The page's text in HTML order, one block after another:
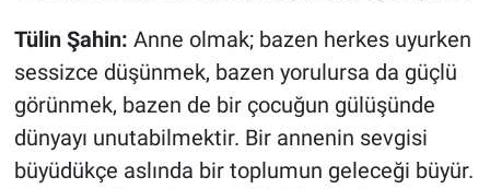
Tülin Şahin: Anne olmak; bazen herkes uyurken
sessizce düşünmek, bazen yorulursa da güçlü
görünmek, bazen de bir çocuğun gülüşünde
dünyayı unutabilmektir. Bir annenin sevgisi
büyüdükçe aslında bir toplumun geleceği büyür.